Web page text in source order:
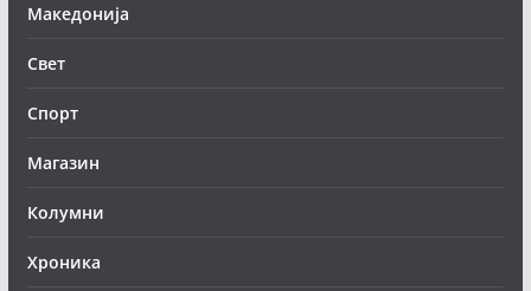
Македонија
Свет
Спорт
Магазин
Колумни
Хроника